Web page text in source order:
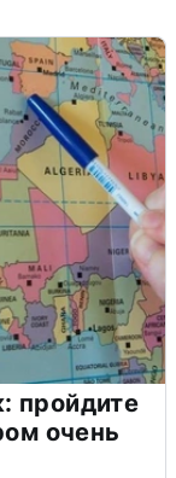
пройдите
очень